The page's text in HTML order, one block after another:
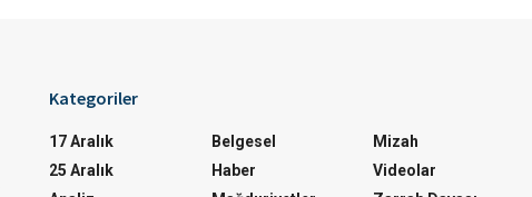
Kategoriler
17 Aralık
25 Aralık
Belgesel
Haber
Mizah
Videolar